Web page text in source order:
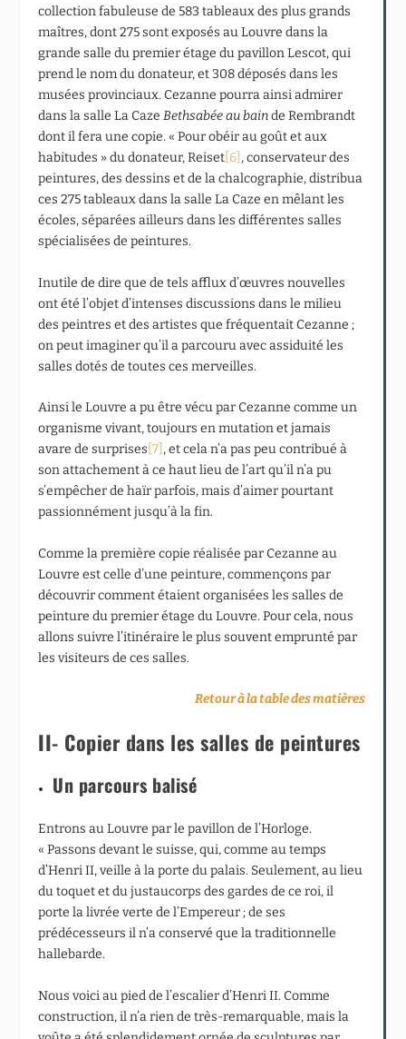
collection fabuleuse de 583 tableaux des plus grands
maîtres, dont 275 sont exposés au Louvre dans la
grande salle du premier étage du pavillon Lescot, qui
prend le nom du donateur, et 308 déposés dans les
musées provinciaux. Cezanne pourra ainsi admirer
dans la salle La CazeBethsabée au bainde Rembrandt
dont il fera une copie. « Pour obéir au goût et aux
habitudes » du donateur, Reiset[6] , conservateur des
peintures, des dessins et de la chalcographie, distribua
ces 275 tableaux dans la salle La Caze en mêlant les
écoles, séparées ailleurs dans les différentes salles
spécialisées de peintures.
Inutile de dire que de tels afflux d’œuvres nouvelles
ont été l’objet d’intenses discussions dans le milieu
des peintres et des artistes que fréquentait Cezanne ;
on peut imaginer qu’il a parcouru avec assiduité les
salles dotés de toutes ces merveilles.
Ainsi le Louvre a pu être vécu par Cezanne comme un
organisme vivant, toujours en mutation et jamais
avare de surprises [7] , et cela n’a pas peu contribué à
son attachement à ce haut lieu de l’art qu’il n’a pu
s’empêcher de haïr parfois, mais d’aimer pourtant
passionnément jusqu’à la fin.
Comme la première copie réalisée par Cezanne au
Louvre est celle d’une peinture, commençons par
découvrir comment étaient organisées les salles de
peinture du premier étage du Louvre. Pour cela, nous
allons suivre l’itinéraire le plus souvent emprunté par
les visiteurs de ces salles.
Retour à la table des matières
II- Copier dans les salles de peintures
Un parcours balisé
Entrons au Louvre par le pavillon de l’Horloge.
« Passons devant le suisse, qui, comme au temps
d’Henri II, veille à la porte du palais. Seulement, au lieu
du toquet et du justaucorps des gardes de ce roi, il
porte la livrée verte de l’Empereur ; de ses
prédécesseurs il n’a conservé que la traditionnelle
hallebarde.
Nous voici au pied de l’escalier d’Henri II. Comme
construction, il n’a rien de très-remarquable, mais la